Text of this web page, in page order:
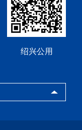
绍兴公用